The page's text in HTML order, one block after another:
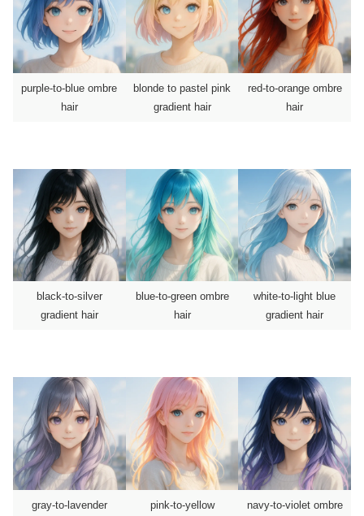
purple-to-blue ombre
hair
blonde to pastel pink
gradient hair
red-to-orange ombre
hair
black-to-silver
gradient hair
blue-to-green ombre
hair
white-to-light blue
gradient hair
gray-to-lavender
pink-to-yellow
navy-to-violet ombre